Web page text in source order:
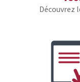
Découvrez